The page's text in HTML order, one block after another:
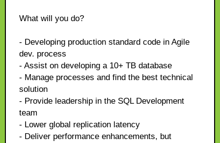
What will you do?
- Developing production standard code in Agile
dev. process
- Assist on developing a 10+ TB database
- Manage processes and find the best technical
solution
- Provide leadership in the SQL Development
team
- Lower global replication latency
- Deliver performance enhancements, but